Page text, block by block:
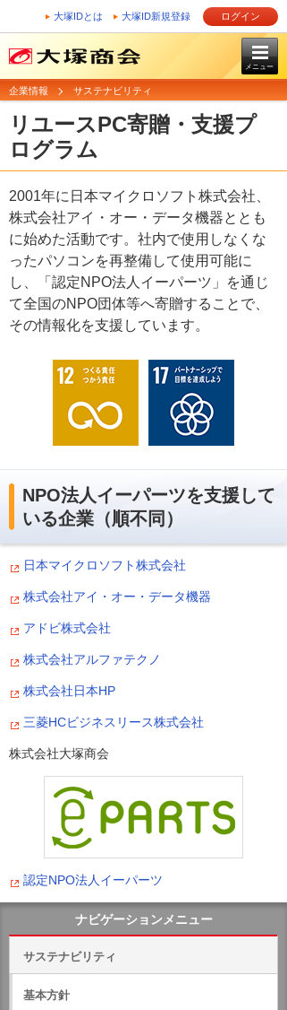
大塚IDとは 大塚ID新規登録 ログイン
メニュー
企業情報 サステナビリティ
リユースPC寄贈・支援プ
ログラム
2001年に日本マイクロソフト株式会社、
株式会社アイ・オー・データ機器ととも
に始めた活動です。社内で使用しなくな
ったパソコンを再整備して使用可能に
し、「認定NPO法人イーパーツ」を通じ
て全国のNPO団体等へ寄贈することで、
その情報化を支援しています。
NPO法人イーパーツを支援して
いる企業（順不同）
日本マイクロソフト株式会社
株式会社アイ・オー・データ機器
アドビ株式会社
株式会社アルファテクノ
株式会社日本HP
三菱HCビジネスリース株式会社
株式会社大塚商会
認定NPO法人イーパーツ
ナビゲーションメニュー
サステナビリティ
基本方針